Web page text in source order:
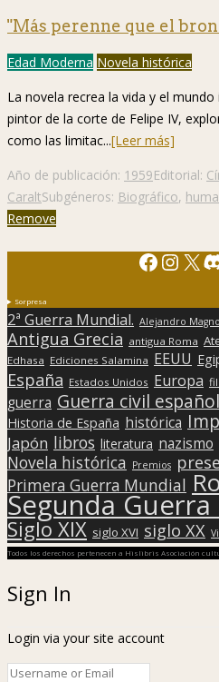
"Más perenne que el
Edad Moderna Novela histórica
La novela recrea la vida y el
pintor de la corte de Felipe IV,
como las limitac...[Leer más]
Año de publicación: 1959Editorial:
CaraltSubgéneros: Biográfico,
Remove
X
Sorpresa
2ª Guerra Mundial. Alejandro Magno
Antigua Grecia antigua Roma
Edhasa Ediciones Salamina EEUU
España Estados Unidos Europa
guerra Guerra civil
Historia de España histórica
Japón libros literatura nazismo
Novela histórica Premios
Primera Guerra Mundial
Segunda
Siglo XIX siglo XVI siglo XX
Todos los derechos pertenecen a Hislibris Asociación
Sign In
Login via your site account